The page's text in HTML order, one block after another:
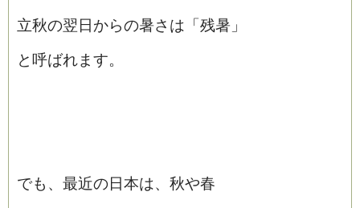
立秋の翌日からの暑さは「残暑」
と呼ばれます。
でも、最近の日本は、秋や春